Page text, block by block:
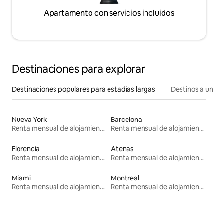
Apartamento con servicios incluidos
Destinaciones para explorar
Destinaciones populares para estadías largas Destinos a un
Nueva York
Renta mensual de alojamientos
Barcelona
Renta mensual de alojamientos
Florencia
Renta mensual de alojamientos
Atenas
Renta mensual de alojamientos
Miami
Renta mensual de alojamientos
Montreal
Renta mensual de alojamientos